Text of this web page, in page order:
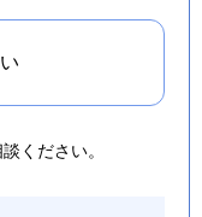
ください。